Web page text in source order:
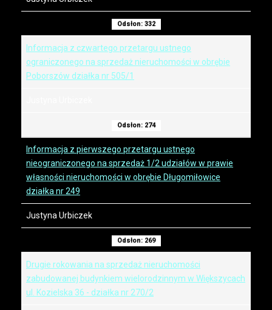
Odsłon: 332
Informacja z czwartego przetargu ustnego
ograniczonego na sprzedaż nieruchomości w obrębie
Poborszów działka nr 505/1
Odsłon: 274
Informacja z pierwszego przetargu ustnego
nieograniczonego na sprzedaż 1/2 udziałów w prawie
własności nieruchomości w obrębie Długomiłowice
działka nr 249
Justyna Urbiczek
Odsłon: 269
Drugie rokowania na sprzedaż nieruchomości
zabudowanej budynkiem wielorodzinnym w Większycach
ul. Kozielska 36 - działka nr 270/2